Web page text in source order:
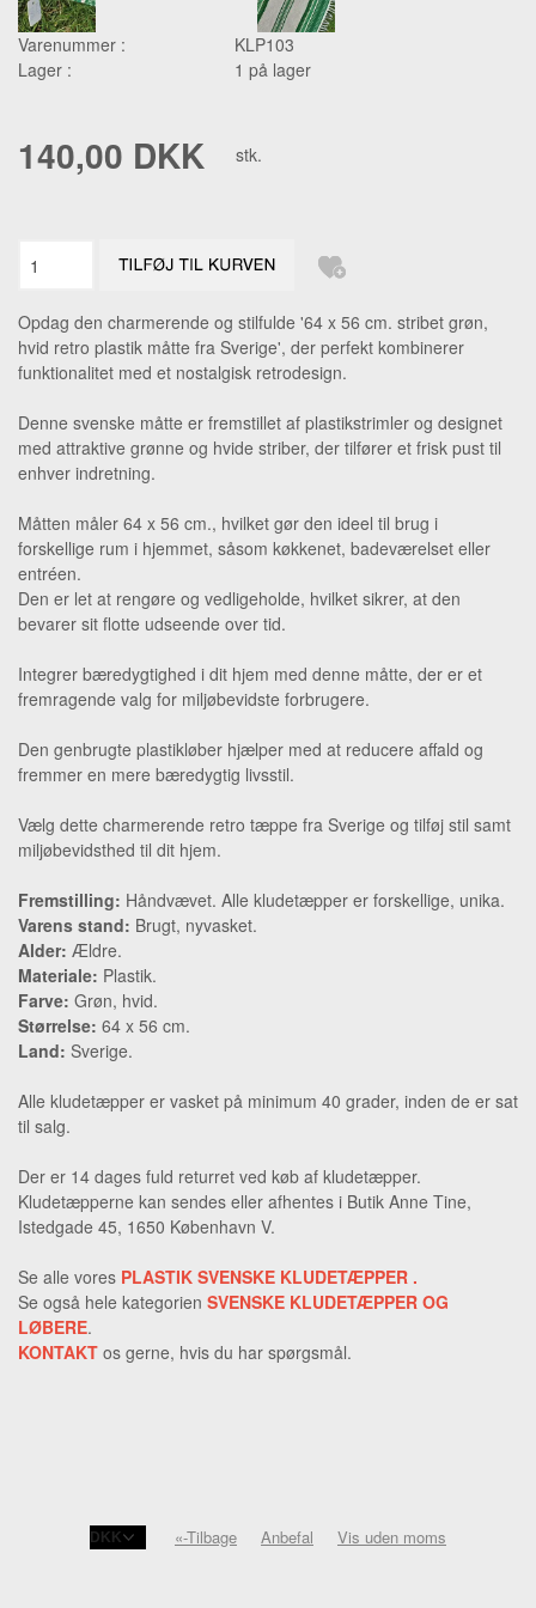
Varenummer :
KLP103
Lager :
1 på lager
140,00 DKK stk.
Opdag den charmerende og stilfulde '64 x 56 cm. stribet grøn,
hvid retro plastik måtte fra Sverige', der perfekt kombinerer
funktionalitet med et nostalgisk retrodesign.
Denne svenske måtte er fremstillet af plastikstrimler og designet
med attraktive grønne og hvide striber, der tilfører et frisk pust til
enhver indretning.
Måtten måler 64 x 56 cm., hvilket gør den ideel til brug i
forskellige rum i hjemmet, såsom køkkenet, badeværelset eller
entréen.
Den er let at rengøre og vedligeholde, hvilket sikrer, at den
bevarer sit flotte udseende over tid.
Integrer bæredygtighed i dit hjem med denne måtte, der er et
fremragende valg for miljøbevidste forbrugere.
Den genbrugte plastikløber hjælper med at reducere affald og
fremmer en mere bæredygtig livsstil.
Vælg dette charmerende retro tæppe fra Sverige og tilføj stil samt
miljøbevidsthed til dit hjem.
Fremstilling: Håndvævet. Alle kludetæpper er forskellige, unika.
Varens stand: Brugt, nyvasket.
Alder: Ældre.
Materiale: Plastik.
Farve: Grøn, hvid.
Størrelse: 64 x 56 cm.
Land: Sverige.
Alle kludetæpper er vasket på minimum 40 grader, inden de er sat
til salg.
Der er 14 dages fuld returret ved køb af kludetæpper.
Kludetæpperne kan sendes eller afhentes i Butik Anne Tine,
Istedgade 45, 1650 København V.
Se alle vores PLASTIK SVENSKE KLUDETÆPPER .
Se også hele kategorien SVENSKE KLUDETÆPPER OG
LØBERE.
KONTAKT os gerne, hvis du har spørgsmål.
«-Tilbage Anbefal Vis uden moms